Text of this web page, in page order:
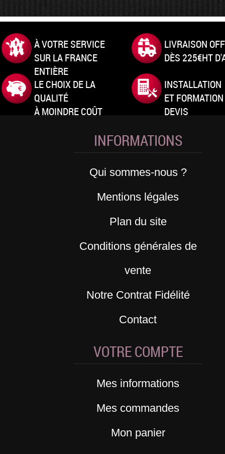
À VOTRE SERVICE
SUR LA FRANCE
ENTIÈRE
LIVRAISON
DÈS 225€HT
LE CHOIX DE LA
QUALITÉ
À MOINDRE COÛT
INSTALLATION
ET
DEVIS
INFORMATIONS
Qui sommes-nous ?
Mentions légales
Plan du site
Conditions générales de
vente
Notre Contrat Fidélité
Contact
VOTRE COMPTE
Mes informations
Mes commandes
Mon panier